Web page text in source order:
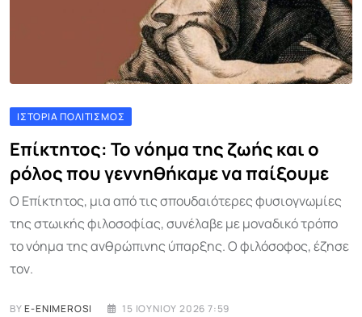
ΙΣΤΟΡΊΑ ΠΟΛΙΤΙΣΜΌΣ
Επίκτητος: Το νόημα της ζωής και ο
ρόλος που γεννηθήκαμε να παίξουμε
Ο Επίκτητος, μια από τις σπουδαιότερες φυσιογνωμίες
της στωικής φιλοσοφίας, συνέλαβε με μοναδικό τρόπο
το νόημα της ανθρώπινης ύπαρξης. Ο φιλόσοφος, έζησε
τον.
BYE-ENIMEROSI 15 ΙΟΥΝΊΟΥ 2026 7:59